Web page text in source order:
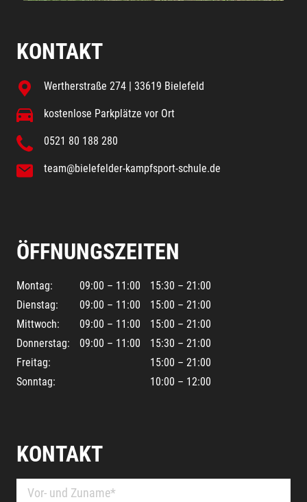
KONTAKT
Wertherstraße 274 | 33619 Bielefeld
kostenlose Parkplätze vor Ort
0521 80 188 280
team@bielefelder-kampfsport-schule.de
ÖFFNUNGSZEITEN
Montag: 09:00 – 11:00
15:30 – 21:00
Dienstag:
09:00 – 11:00
15:00 – 21:00
Mittwoch:
09:00 – 11:00
15:00 – 21:00
Donnerstag:
09:00 – 11:00
15:30 – 21:00
Freitag:
15:00 – 21:00
Sonntag:
10:00 – 12:00
KONTAKT